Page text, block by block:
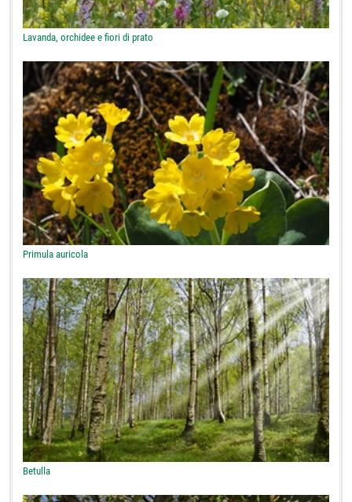
Lavanda, orchidee e fiori di prato
Primula auricola
Betulla